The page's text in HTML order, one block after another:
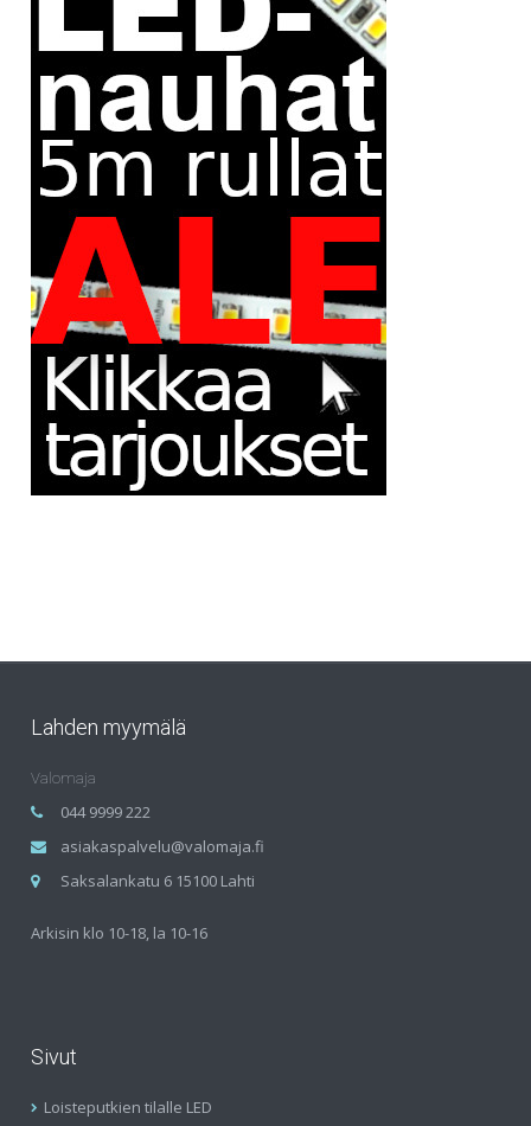
Lahden myymälä
Valomaja
044 9999 222
asiakaspalvelu@valomaja.fi
Saksalankatu 6 15100 Lahti
Arkisin klo 10-18, la 10-16
Sivut
Loisteputkien tilalle LED